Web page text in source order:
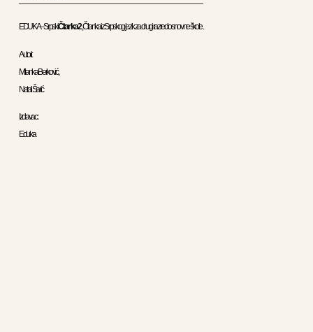
EDUKA – SrpskiČitanka 2, Čitanka iz Srpskog jezik za drugi razred osnovne škole .
Autori:
Milanka Berković,
Natali Šarić
Izdavac :
Eduka